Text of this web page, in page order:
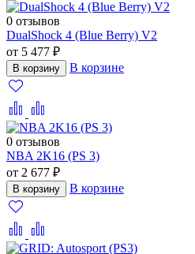
0 отзывов
DualShock 4 (Blue Berry) V2
от 5 477 ₽
В корзину В корзине
0 отзывов
NBA 2K16 (PS 3)
от 2 677 ₽
В корзину В корзине